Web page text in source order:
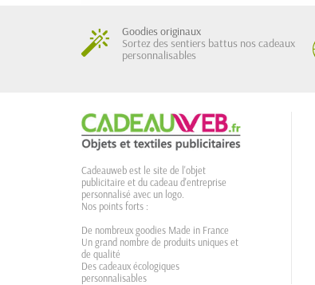
Goodies originaux
Sortez des sentiers battus nos cadeaux
personnalisables
Cadeauweb est le site de l'objet
publicitaire et du cadeau d'entreprise
personnalisé avec un logo.
Nos points forts :
De nombreux goodies Made in France
Un grand nombre de produits uniques et
de qualité
Des cadeaux écologiques
personnalisables